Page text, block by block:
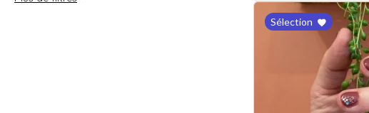
Sélection